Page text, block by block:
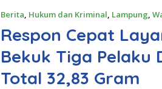
Berita, Hukum dan Kriminal, Lampung,
Respon Cepat
Bekuk Tiga Pelaku
Total 32,83 Gram